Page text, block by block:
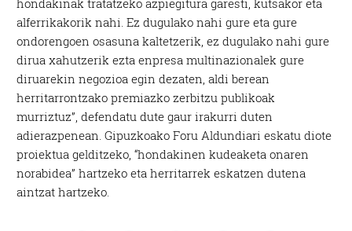
alferrikakorik nahi. Ez dugulako nahi gure eta gure
ondorengoen osasuna kaltetzerik, ez dugulako nahi gure
dirua xahutzerik ezta enpresa multinazionalek gure
diruarekin negozioa egin dezaten, aldi berean
herritarrontzako premiazko zerbitzu publikoak
murriztuz”, defendatu dute gaur irakurri duten
adierazpenean. Gipuzkoako Foru Aldundiari eskatu diote
proiektua gelditzeko, “hondakinen kudeaketa onaren
norabidea” hartzeko eta herritarrek eskatzen dutena
aintzat hartzeko.